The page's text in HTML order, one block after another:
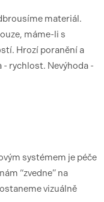
materiál.
máme-li s
Hrozí poranění a
rychlost. Nevýhoda -
systémem je péče
“zvedne” na
vizuálně